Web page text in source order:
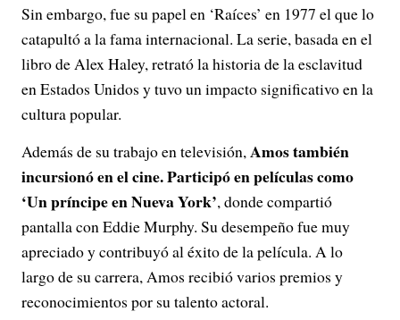
Sin embargo, fue su papel en ‘Raíces’ en 1977 el que lo
catapultó a la fama internacional. La serie, basada en el
libro de Alex Haley, retrató la historia de la esclavitud
en Estados Unidos y tuvo un impacto significativo en la
cultura popular.
Además de su trabajo en televisión,Amos también
incursionó en el cine. Participó en películas como
‘Un príncipe en Nueva York’, donde compartió
pantalla con Eddie Murphy. Su desempeño fue muy
apreciado y contribuyó al éxito de la película. A lo
largo de su carrera, Amos recibió varios premios y
reconocimientos por su talento actoral.